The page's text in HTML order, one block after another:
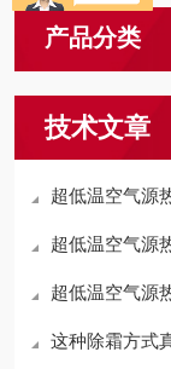
产品分类
技术文章
超低温空气源
超低温空气源
超低温空气源
这种除霜方式